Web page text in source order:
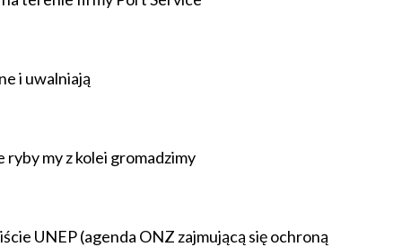
i uwalniają
ryby my z kolei gromadzimy
UNEP (agenda ONZ zajmującą się ochroną